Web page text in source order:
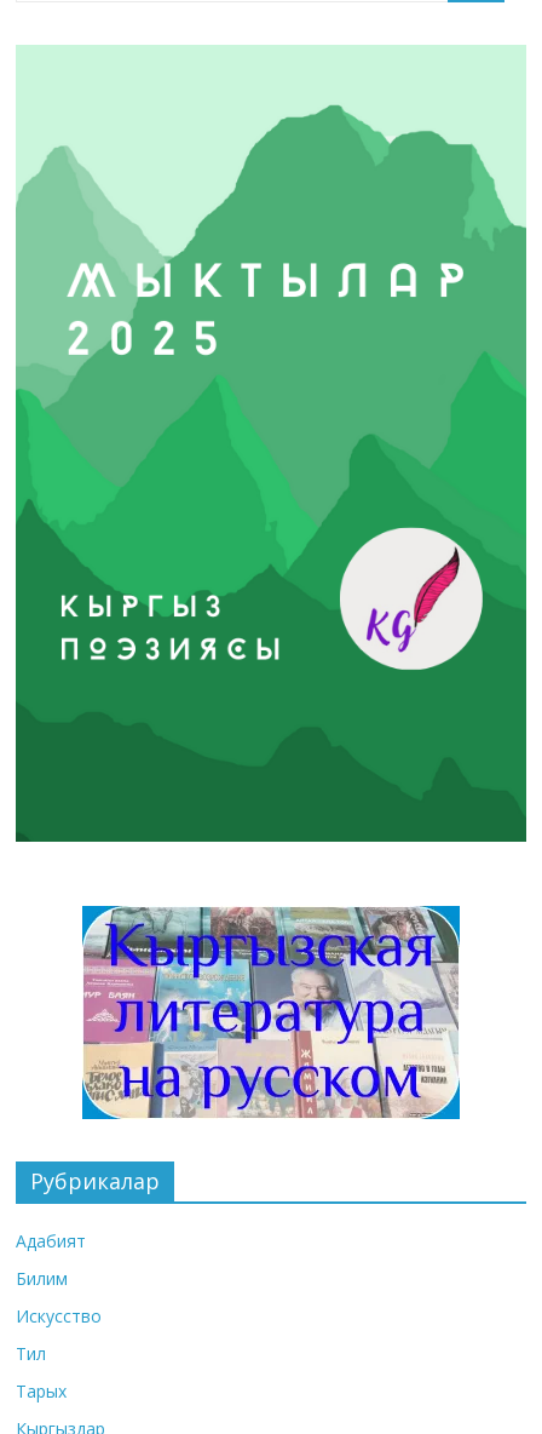
Рубрикалар
Адабият
Билим
Искусство
Тил
Тарых
Кыргыздар